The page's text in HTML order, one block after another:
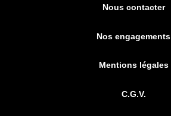
Nous contacter
Nos engagements
Mentions légales
C.G.V.